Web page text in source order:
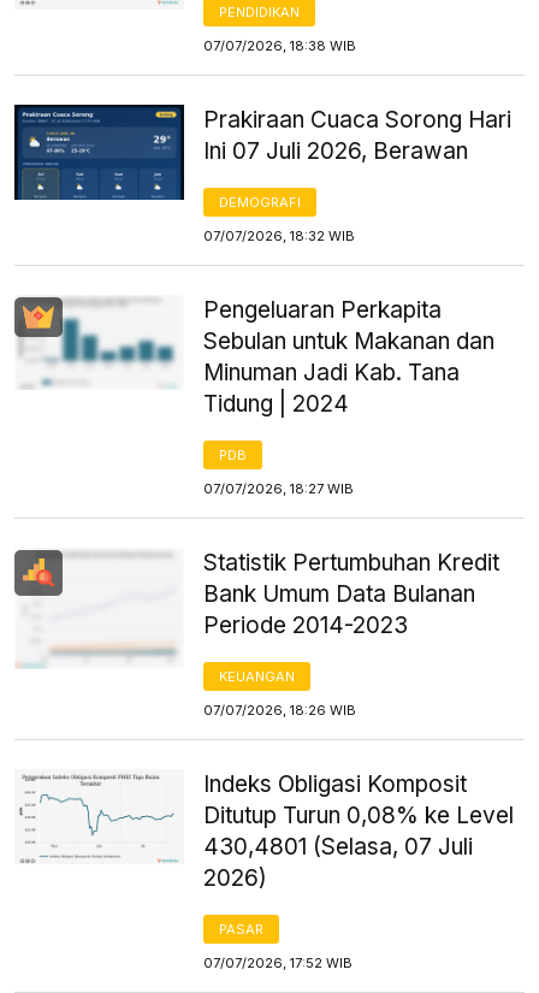
PENDIDIKAN
07/07/2026, 18:38 WIB
Prakiraan Cuaca Sorong Hari
Ini 07 Juli 2026, Berawan
DEMOGRAFI
07/07/2026, 18:32 WIB
Pengeluaran Perkapita
Sebulan untuk Makanan dan
Minuman Jadi Kab. Tana
Tidung | 2024
PDB
07/07/2026, 18:27 WIB
Statistik Pertumbuhan Kredit
Bank Umum Data Bulanan
Periode 2014-2023
KEUANGAN
07/07/2026, 18:26 WIB
Indeks Obligasi Komposit
Ditutup Turun 0,08% ke Level
430,4801 (Selasa, 07 Juli
2026)
PASAR
07/07/2026, 17:52 WIB